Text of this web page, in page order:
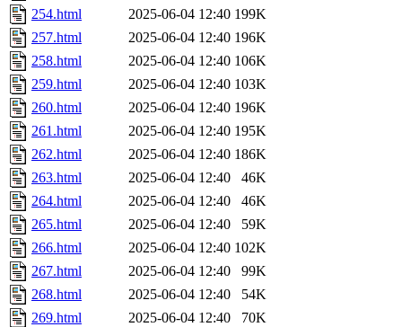
254.html
2025-06-04 12:40 199K
257.html
2025-06-04 12:40 196K
258.html
2025-06-04 12:40 106K
259.html
2025-06-04 12:40 103K
260.html
2025-06-04 12:40 196K
261.html
2025-06-04 12:40 195K
262.html
2025-06-04 12:40 186K
263.html
2025-06-04 12:40
46K
264.html
2025-06-04 12:40
46K
265.html
2025-06-04 12:40
59K
266.html
2025-06-04 12:40 102K
267.html
2025-06-04 12:40
99K
268.html
2025-06-04 12:40
54K
269.html
2025-06-04 12:40
70K